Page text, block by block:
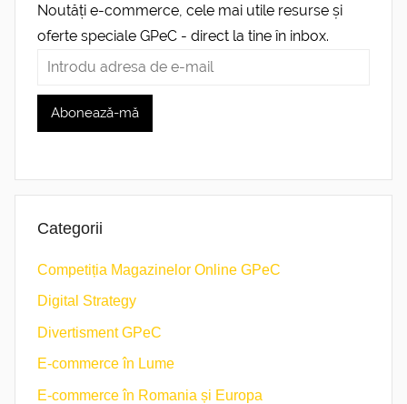
Noutăți e-commerce, cele mai utile resurse și
oferte speciale GPeC - direct la tine în inbox.
Categorii
Competiția Magazinelor Online GPeC
Digital Strategy
Divertisment GPeC
E-commerce în Lume
E-commerce în Romania și Europa